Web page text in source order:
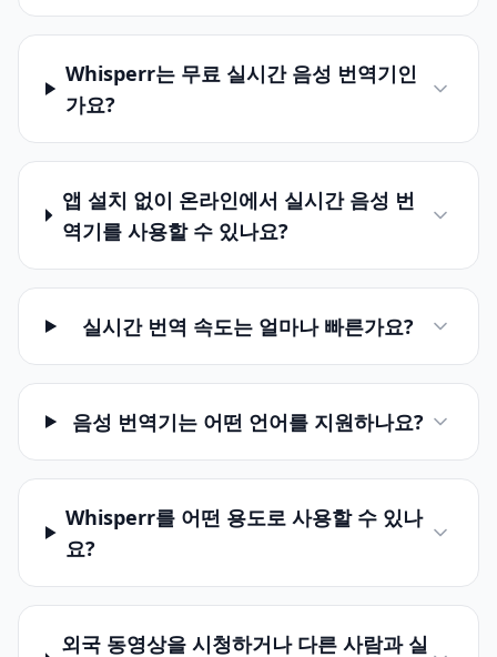
Whisperr는 무료 실시간 음성 번역기인
가요?
앱 설치 없이 온라인에서 실시간 음성 번
역기를 사용할 수 있나요?
실시간 번역 속도는 얼마나 빠른가요?
음성 번역기는 어떤 언어를 지원하나요?
Whisperr를 어떤 용도로 사용할 수 있나
요?
외국 동영상을 시청하거나 다른 사람과 실